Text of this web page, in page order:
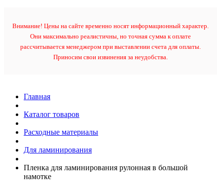
Внимание! Цены на сайте временно носят информационный характер.
Они максимально реалистичны, но точная сумма к оплате
рассчитывается менеджером при выставлении счета для оплаты.
Приносим свои извинения за неудобства.
Главная
Каталог товаров
Расходные материалы
Для ламинирования
Пленка для ламинирования рулонная в большой
намотке